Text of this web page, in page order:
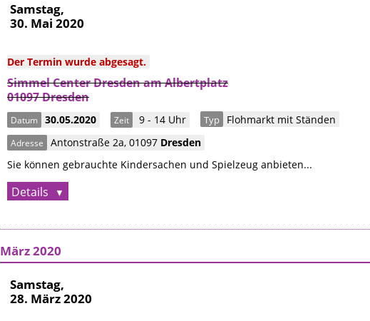
Samstag,
30. Mai 2020
Der Termin wurde abgesagt.
Simmel Center Dresden am Albertplatz
01097 Dresden
Datum 30.05.2020 Zeit 9 - 14 Uhr Typ Flohmarkt mit Ständen
Adresse Antonstraße 2a, 01097 Dresden
Sie können gebrauchte Kindersachen und Spielzeug anbieten...
Details
März 2020
Samstag,
28. März 2020